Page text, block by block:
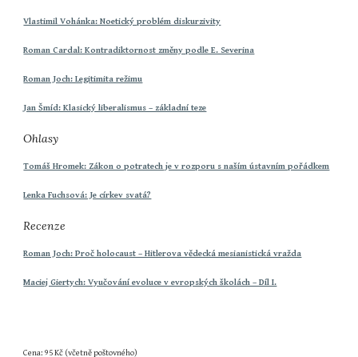
Vlastimil Vohánka: Noetický problém diskurzivity
Roman Cardal: Kontradiktornost změny podle E. Severina
Roman Joch: Legitimita režimu
Jan Šmíd: Klasický liberalismus – základní teze
Ohlasy
Tomáš Hromek: Zákon o potratech je v rozporu s naším ústavním pořádkem
Lenka Fuchsová: Je církev svatá?
Recenze
Roman Joch: Proč holocaust – Hitlerova vědecká mesianistická vražda
Maciej Giertych: Vyučování evoluce v evropských školách – Díl I.
Cena: 95 Kč (včetně poštovného)